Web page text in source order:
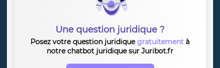
Une question juridique ?
Posez votre question juridiquegratuitement à
notre chatbot juridique sur Juribot.fr